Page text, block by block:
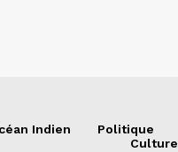
Indien Politique
Culture